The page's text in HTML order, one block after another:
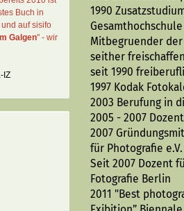
1990
Mitbegruender der
seither
seit 1990
1997 Kodak
2003 Berufung in
2005 - 2007
2007
für Photografie
Seit 2007 Dozent
Fotografie Berlin
2011 "Best
Buch in
auf sisifo
Galgen" - wir
IZ